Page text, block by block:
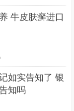
牛皮肤癣进口
如实告知了 银
知吗